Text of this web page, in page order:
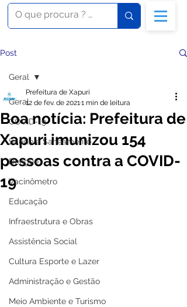
Post
Geral
COVID-19
Saúde e Saneamento
Dengue
Vacinômetro
Educação
Infraestrutura e Obras
Assistência Social
Cultura Esporte e Lazer
Administração e Gestão
Meio Ambiente e Turismo
Geral
Boa notícia: Prefeitura de
Xapuri imunizou 154
pessoas contra a COVID-
19
Prefeitura de Xapuri
12 de fev. de 20211 min de leitura